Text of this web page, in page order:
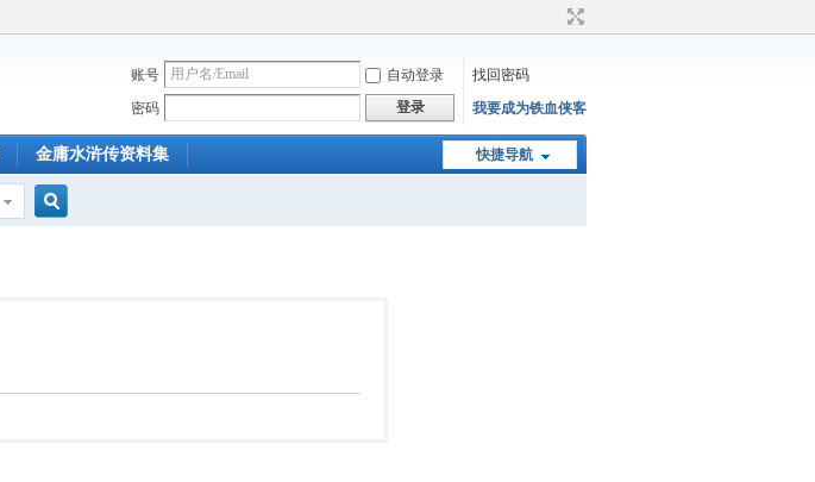
账号 自动登录
找回密码
密码
登录 我要成为铁血侠客
快捷导航
金庸水浒传资料集